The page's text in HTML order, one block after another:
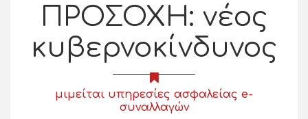
ΠΡΟΣΟΧΗ: νέος
κυβερνοκίνδυνος
μιμείται υπηρεσίες ασφαλείας e-
συναλλαγών